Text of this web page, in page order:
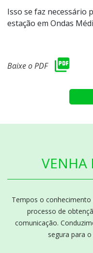
Isso se faz necessário
estação em Ondas
Baixe o PDF
VENHA
Tempos o
processo de
comunicação.
segura para